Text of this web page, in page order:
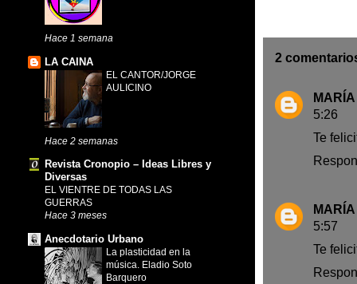
2
5:26
Te
5:57
Te
Hace 1 semana
LA CAINA
EL CANTOR/JORGE
AULICINO
Hace 2 semanas
Revista Cronopio – Ideas Libres y
Diversas
EL VIENTRE DE TODAS LAS
GUERRAS
Hace 3 meses
Anecdotario Urbano
La plasticidad en la
música. Eladio Soto
Barquero